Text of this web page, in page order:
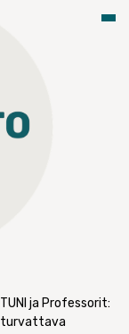
ja Professorit:
turvattava